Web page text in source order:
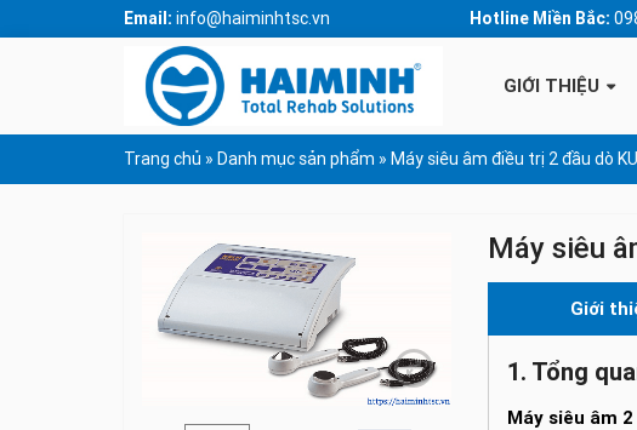
Email: info@haiminhtsc.vn Hotline Miền Bắc:
GIỚI THIỆU
Trang chủ » Danh mục sản phẩm » Máy siêu âm điều trị 2 đầu dò
Máy siêu
Giới
1. Tổng
Máy siêu âm